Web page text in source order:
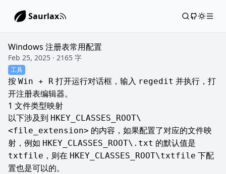
Saurlax
Windows 注册表常用配置
Feb 25, 2025 · 2165 字
工具
按 Win + R 打开运行对话框，输入 regedit 并执行，打
开注册表编辑器。
文件类型映射
以下涉及到 HKEY_CLASSES_ROOT\
<file_extension> 的内容，如果配置了对应的文件映
射，例如 HKEY_CLASSES_ROOT\.txt 的默认值是
txtfile ，则在 HKEY_CLASSES_ROOT\txtfile 下配
置也是可以的。